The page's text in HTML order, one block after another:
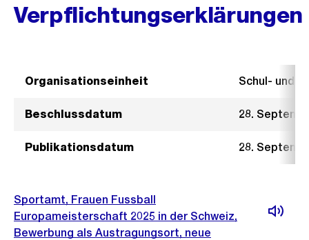
Verpflichtungserklärungen
Organisationseinheit Schul- und
Beschlussdatum 28.
Publikationsdatum 28.
Sportamt, Frauen Fussball
Europameisterschaft 2025 in der Schweiz,
Bewerbung als Austragungsort, neue